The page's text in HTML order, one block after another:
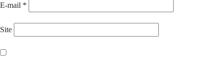
E-mail *
Site